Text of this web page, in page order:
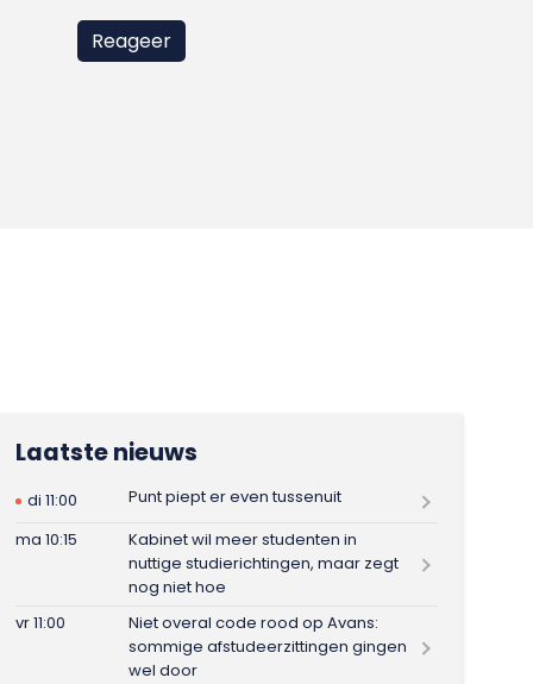
Laatste nieuws
di 11:00
Punt piept er even tussenuit
ma 10:15
Kabinet wil meer studenten in
nuttige studierichtingen, maar zegt
nog niet hoe
vr 11:00
Niet overal code rood op Avans:
sommige afstudeerzittingen gingen
wel door